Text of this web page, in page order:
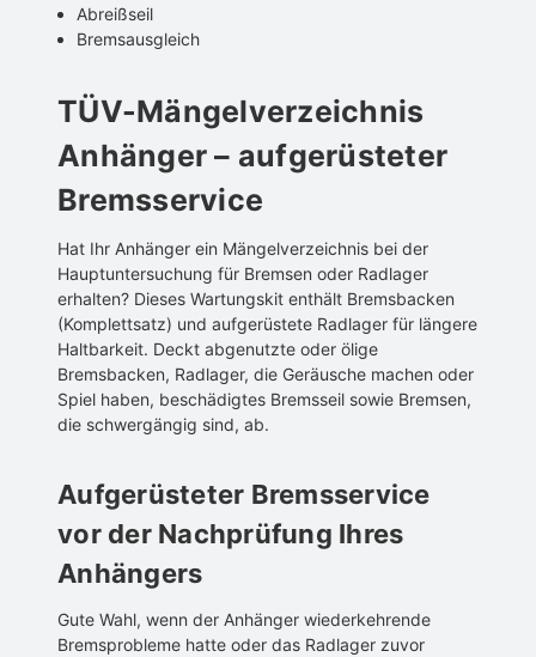
Abreißseil
Bremsausgleich
TÜV-Mängelverzeichnis
Anhänger – aufgerüsteter
Bremsservice
Hat Ihr Anhänger ein Mängelverzeichnis bei der
Hauptuntersuchung für Bremsen oder Radlager
erhalten? Dieses Wartungskit enthält Bremsbacken
(Komplettsatz) und aufgerüstete Radlager für längere
Haltbarkeit. Deckt abgenutzte oder ölige
Bremsbacken, Radlager, die Geräusche machen oder
Spiel haben, beschädigtes Bremsseil sowie Bremsen,
die schwergängig sind, ab.
Aufgerüsteter Bremsservice
vor der Nachprüfung Ihres
Anhängers
Gute Wahl, wenn der Anhänger wiederkehrende
Bremsprobleme hatte oder das Radlager zuvor